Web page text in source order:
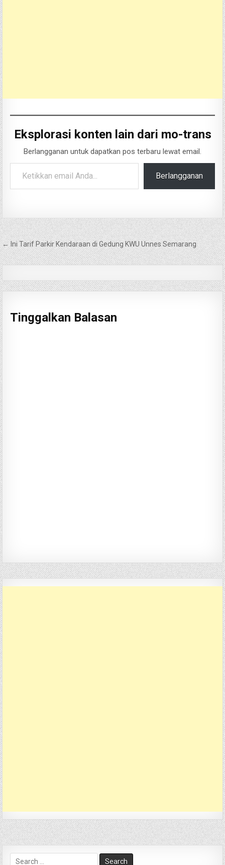
Eksplorasi konten lain dari mo-trans
Berlangganan untuk dapatkan pos terbaru lewat email.
Ketikkan email Anda...
Berlangganan
Navigasi
pos
← Ini Tarif Parkir Kendaraan di Gedung KWU Unnes Semarang
Tinggalkan Balasan
Search